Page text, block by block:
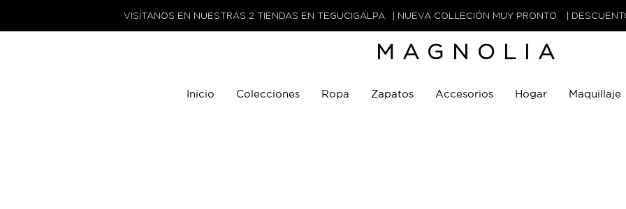
VISÍTANOS EN NUESTRAS 2 TIENDAS EN TEGUCIGALPA. | NUEVA COLLECIÓN MUY PRONTO. |
MAGNOLIA
Inicio Colecciones Ropa Zapatos Accesorios Hogar Maquillaje